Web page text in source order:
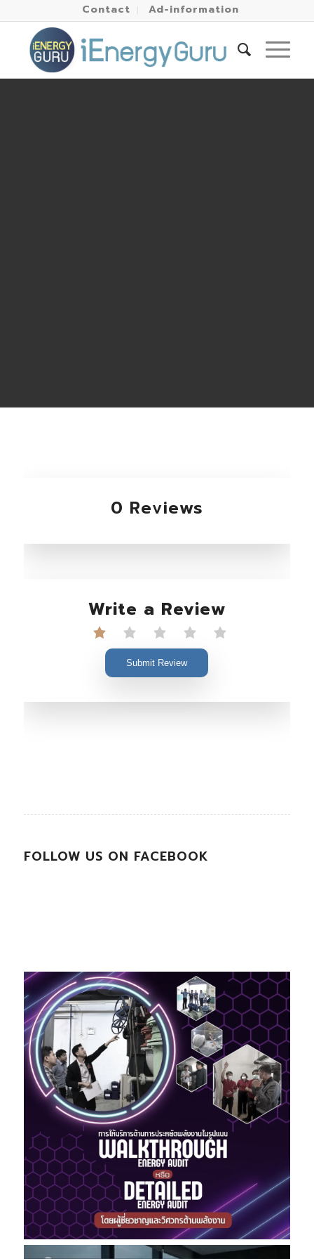
Contact Ad-information
0 Reviews
Write a Review
Submit Review
FOLLOW US ON FACEBOOK